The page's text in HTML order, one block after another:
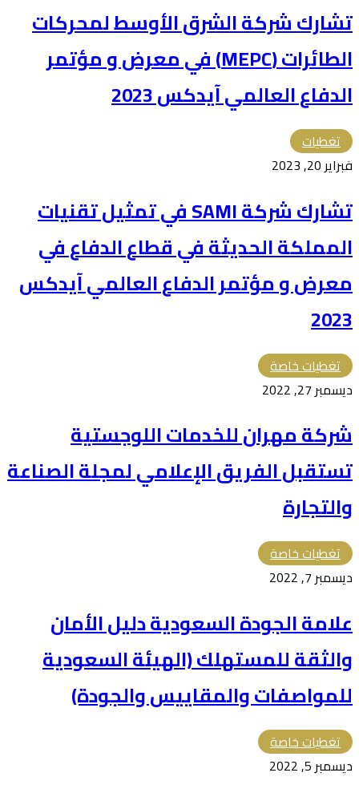
تشارك شركة الشرق الأوسط لمحركات
الطائرات (MEPC) في معرض و مؤتمر
الدفاع العالمي آيدكس 2023
تغطيات
فبراير 20, 2023
تشارك شركة SAMI في تمثيل تقنيات
المملكة الحديثة في قطاع الدفاع في
معرض و مؤتمر الدفاع العالمي آيدكس
2023
تغطيات خاصة
ديسمبر 27, 2022
شركة مهران للخدمات اللوجستية
تستقبل الفريق الإعلامي لمجلة الصناعة
والتجارة
تغطيات خاصة
ديسمبر 7, 2022
علامة الجودة السعودية دليل الأمان
والثقة للمستهلك (الهيئة السعودية
للمواصفات والمقاييس والجودة)
تغطيات خاصة
ديسمبر 5, 2022